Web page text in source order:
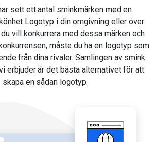
sett ett antal sminkmärken med en
Logotyp i din omgivning eller över
vill konkurrera med dessa märken och
måste du ha en logotyp som
från dina rivaler. Samlingen av smink
erbjuder är det bästa alternativet för att
skapa en sådan logotyp.